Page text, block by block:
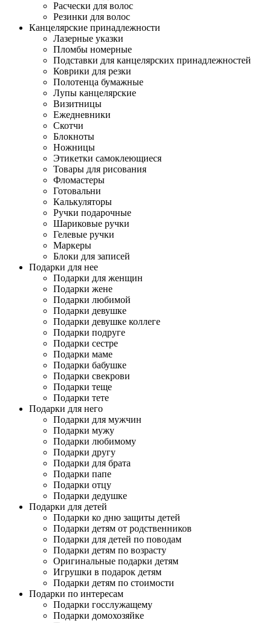
Расчески для волос
Резинки для волос
Канцелярские принадлежности
Лазерные указки
Пломбы номерные
Подставки для канцелярских принадлежностей
Коврики для резки
Полотенца бумажные
Лупы канцелярские
Визитницы
Ежедневники
Скотчи
Блокноты
Ножницы
Этикетки самоклеющиеся
Товары для рисования
Фломастеры
Готовальни
Калькуляторы
Ручки подарочные
Шариковые ручки
Гелевые ручки
Маркеры
Блоки для записей
Подарки для нее
Подарки для женщин
Подарки жене
Подарки любимой
Подарки девушке
Подарки девушке коллеге
Подарки подруге
Подарки сестре
Подарки маме
Подарки бабушке
Подарки свекрови
Подарки теще
Подарки тете
Подарки для него
Подарки для мужчин
Подарки мужу
Подарки любимому
Подарки другу
Подарки для брата
Подарки папе
Подарки отцу
Подарки дедушке
Подарки для детей
Подарки ко дню защиты детей
Подарки детям от родственников
Подарки для детей по поводам
Подарки детям по возрасту
Оригинальные подарки детям
Игрушки в подарок детям
Подарки детям по стоимости
Подарки по интересам
Подарки госслужащему
Подарки домохозяйке